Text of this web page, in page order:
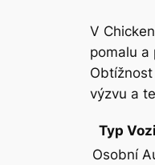
V
pomalu a
výzvu a
Typ
Osobní